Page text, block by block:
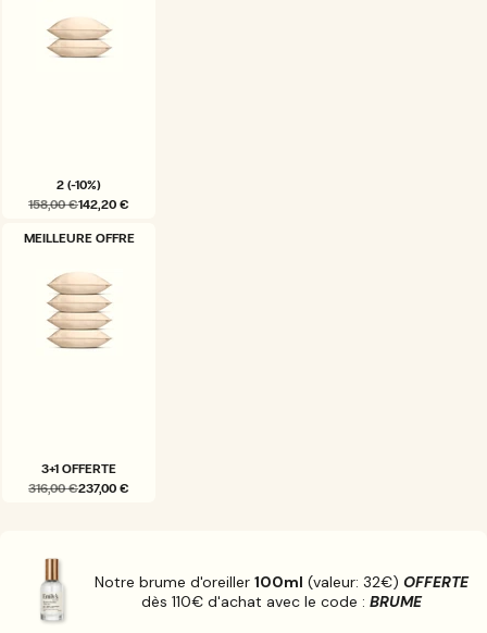
2 (-10%)
158,00 €142,20 €
ÉPUISÉE
INDISPONIBLE
MEILLEURE OFFRE
3+1 OFFERTE
316,00 €237,00 €
Notre brume d'oreiller 100ml (valeur: 32€) OFFERTE
dès 110€ d'achat avec le code : BRUME